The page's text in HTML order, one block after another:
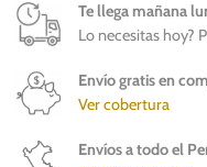
Te llega mañana
Lo necesitas hoy?
Envío gratis en
Ver cobertura
Envíos a todo el